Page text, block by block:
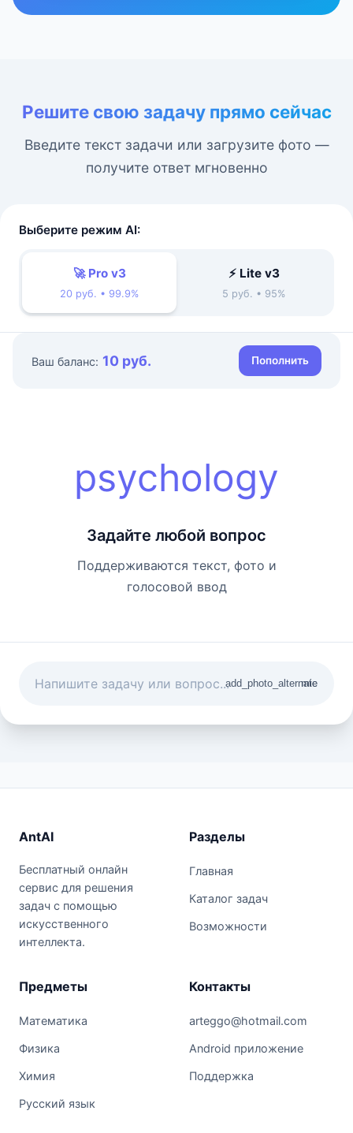
Решите свою задачу прямо сейчас
Введите текст задачи или загрузите фото —
получите ответ мгновенно
Выберите режим AI:
🚀 Pro v3
20 руб. • 99.9%
⚡ Lite v3
5 руб. • 95%
Ваш баланс: 10 руб. Пополнить
psychology
Задайте любой вопрос
Поддерживаются текст, фото и
голосовой ввод
add_photo_alternate
mic
AntAI
Бесплатный онлайн
сервис для решения
задач с помощью
искусственного
интеллекта.
Разделы
Главная
Каталог задач
Возможности
Предметы
Математика
Физика
Химия
Русский язык
Контакты
arteggo@hotmail.com
Android приложение
Поддержка